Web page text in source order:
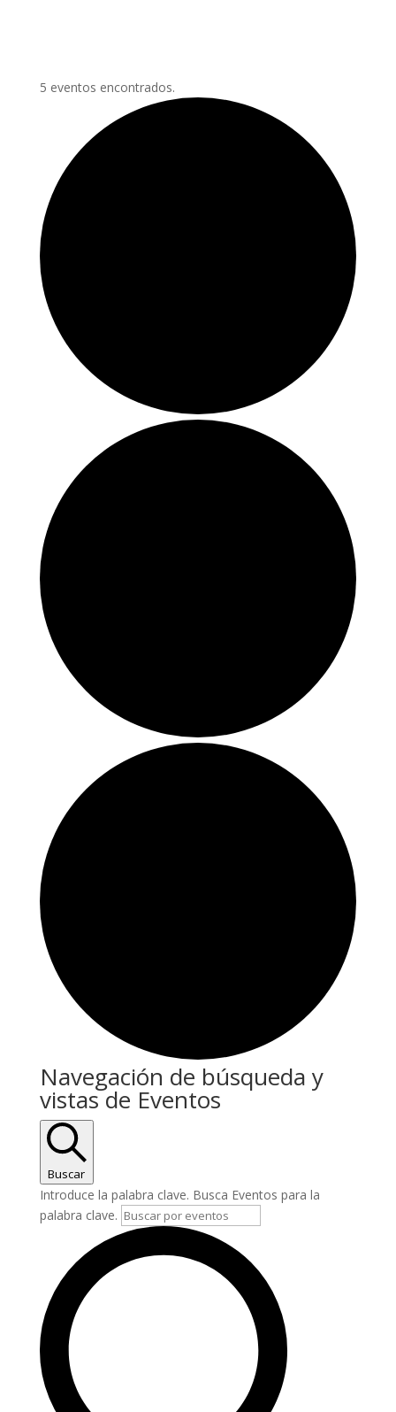
5 eventos encontrados.
Eventos
Navegación de búsqueda y
vistas de Eventos
Buscar
Introduce la palabra clave. Busca Eventos para la
palabra clave.